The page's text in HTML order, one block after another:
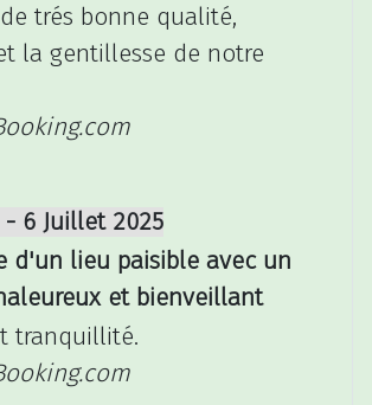
trés bonne qualité,
la gentillesse de notre
- 6 Juillet 2025
d'un lieu paisible avec un
et bienveillant
tranquillité.